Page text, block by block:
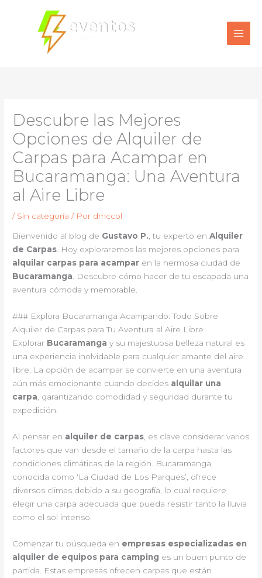
contenido
Descubre las Mejores
Opciones de Alquiler de
Carpas para Acampar en
Bucaramanga: Una Aventura
al Aire Libre
/ Sin categoría / Por dmccol
Bienvenido al blog de Gustavo P., tu experto enAlquiler
de Carpas. Hoy exploraremos las mejores opciones para
alquilar carpas para acampar en la hermosa ciudad de
Bucaramanga. Descubre cómo hacer de tu escapada una
aventura cómoda y memorable.
### Explora Bucaramanga Acampando: Todo Sobre
Alquiler de Carpas para Tu Aventura al Aire Libre
Explorar Bucaramanga y su majestuosa belleza natural es
una experiencia inolvidable para cualquier amante del aire
libre. La opción de acampar se convierte en una aventura
aún más emocionante cuando decides alquilar una
carpa , garantizando comodidad y seguridad durante tu
expedición.
Al pensar en alquiler de carpas , es clave considerar varios
factores que van desde el tamaño de la carpa hasta las
condiciones climáticas de la región. Bucaramanga,
conocida como ‘La Ciudad de Los Parques’, ofrece
diversos climas debido a su geografía, lo cual requiere
elegir una carpa adecuada que pueda resistir tanto la lluvia
como el sol intenso.
Comenzar tu búsqueda en empresas especializadas en
alquiler de equipos para camping es un buen punto de
partida. Estas empresas ofrecen carpas que están